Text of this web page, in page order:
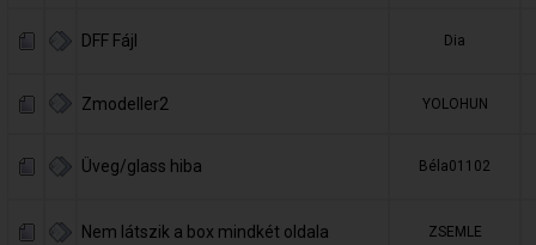
DFF Fájl Dia
Zmodeller2 YOLOHUN
Üveg/glass hiba Béla01102
Nem látszik a box mindkét oldala ZSEMLE